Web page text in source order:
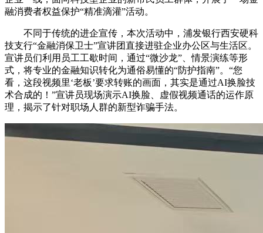
融消费者权益保护“精准滴灌”活动。
不同于传统的进企宣传，本次活动中，浦发银行西安硬科
技支行“金融消保卫士”宣讲团直接进驻企业办公区与生活区。
宣讲员们利用员工工歇时间，通过“微沙龙”、情景演练等形
式，将专业的金融知识转化为通俗易懂的“防护指南”。“您
看，这段视频里‘老板’要求转账的画面，其实是通过AI换脸技
术合成的！”宣讲员现场演示AI换脸、虚假视频通话的运作原
理，揭示了针对职场人群的新型诈骗手法。